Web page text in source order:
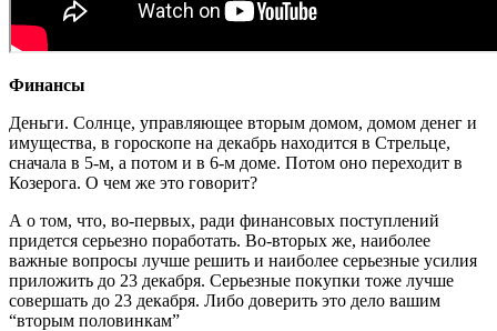
Финансы
Деньги. Солнце, управляющее вторым домом, домом денег и
имущества, в гороскопе на декабрь находится в Стрельце,
сначала в 5-м, а потом и в 6-м доме. Потом оно переходит в
Козерога. О чем же это говорит?
А о том, что, во-первых, ради финансовых поступлений
придется серьезно поработать. Во-вторых же, наиболее
важные вопросы лучше решить и наиболее серьезные усилия
приложить до 23 декабря. Серьезные покупки тоже лучше
совершать до 23 декабря. Либо доверить это дело вашим
“вторым половинкам”